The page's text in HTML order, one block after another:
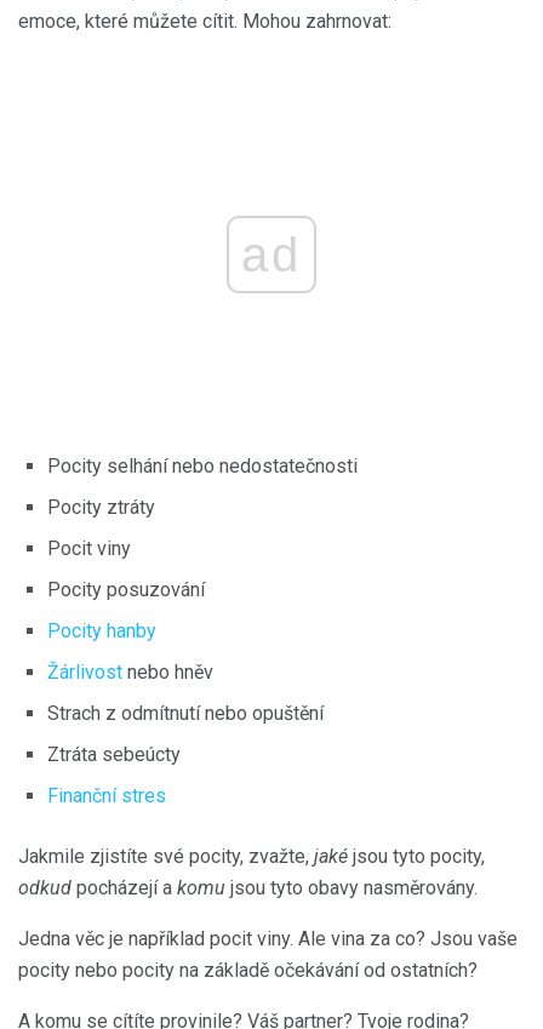
emoce, které můžete cítit. Mohou zahrnovat:
ad
Pocity selhání nebo nedostatečnosti
Pocity ztráty
Pocit viny
Pocity posuzování
Pocity hanby
Žárlivost nebo hněv
Strach z odmítnutí nebo opuštění
Ztráta sebeúcty
Finanční stres
Jakmile zjistíte své pocity, zvažte, jaké jsou tyto pocity,
odkud pocházejí a komu jsou tyto obavy nasměrovány.
Jedna věc je například pocit viny. Ale vina za co? Jsou vaše
pocity nebo pocity na základě očekávání od ostatních?
A komu se cítíte provinile? Váš partner? Tvoje rodina?